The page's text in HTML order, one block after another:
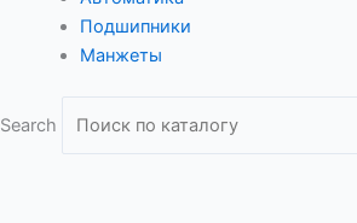
Подшипники
Манжеты
Search